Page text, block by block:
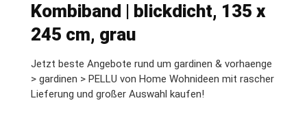
Kombiband | blickdicht, 135 x
245 cm, grau
Jetzt beste Angebote rund um gardinen & vorhaenge
> gardinen > PELLU von Home Wohnideen mit rascher
Lieferung und großer Auswahl kaufen!